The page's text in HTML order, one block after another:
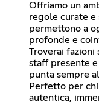
Offriamo un
regole curate e
permettono a
profonde e
Troverai
staff presente
punta sempre
Perfetto per chi
autentica,